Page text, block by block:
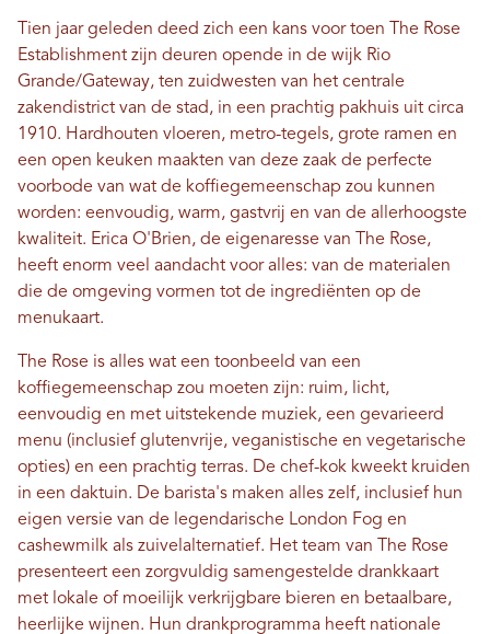
Tien jaar geleden deed zich een kans voor toen The Rose
Establishment zijn deuren opende in de wijk Rio
Grande/Gateway, ten zuidwesten van het centrale
zakendistrict van de stad, in een prachtig pakhuis uit circa
1910. Hardhouten vloeren, metro-tegels, grote ramen en
een open keuken maakten van deze zaak de perfecte
voorbode van wat de koffiegemeenschap zou kunnen
worden: eenvoudig, warm, gastvrij en van de allerhoogste
kwaliteit. Erica O'Brien, de eigenaresse van The Rose,
heeft enorm veel aandacht voor alles: van de materialen
die de omgeving vormen tot de ingrediënten op de
menukaart.
The Rose is alles wat een toonbeeld van een
koffiegemeenschap zou moeten zijn: ruim, licht,
eenvoudig en met uitstekende muziek, een gevarieerd
menu (inclusief glutenvrije, veganistische en vegetarische
opties) en een prachtig terras. De chef-kok kweekt kruiden
in een daktuin. De barista's maken alles zelf, inclusief hun
eigen versie van de legendarische London Fog en
cashewmilk als zuivelalternatief. Het team van The Rose
presenteert een zorgvuldig samengestelde drankkaart
met lokale of moeilijk verkrijgbare bieren en betaalbare,
heerlijke wijnen. Hun drankprogramma heeft nationale